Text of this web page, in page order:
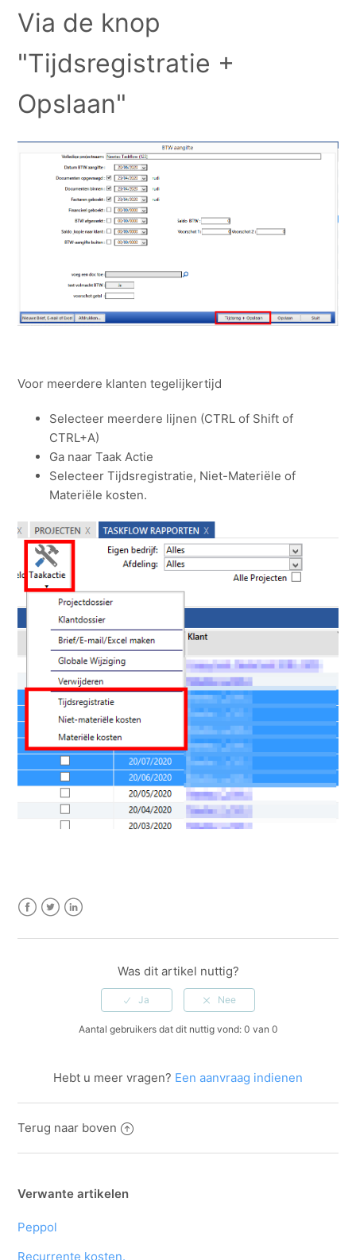
Via de knop
"Tijdsregistratie +
Opslaan"
Voor meerdere klanten tegelijkertijd
Selecteer meerdere lijnen (CTRL of Shift of
CTRL+A)
Ga naar Taak Actie
Selecteer Tijdsregistratie, Niet-Materiële of
Materiële kosten.
Was dit artikel nuttig?
Aantal gebruikers dat dit nuttig vond: 0 van 0
Hebt u meer vragen? Een aanvraag indienen
Terug naar boven
Verwante artikelen
Peppol
Recurrente kosten.